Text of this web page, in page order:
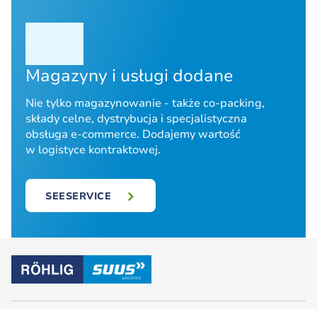
Magazyny i usługi dodane
Nie tylko magazynowanie - także co-packing,
składy celne, dystrybucja i specjalistyczna
obsługa e-commerce. Dodajemy wartość
w logistyce kontraktowej.
SEESERVICE